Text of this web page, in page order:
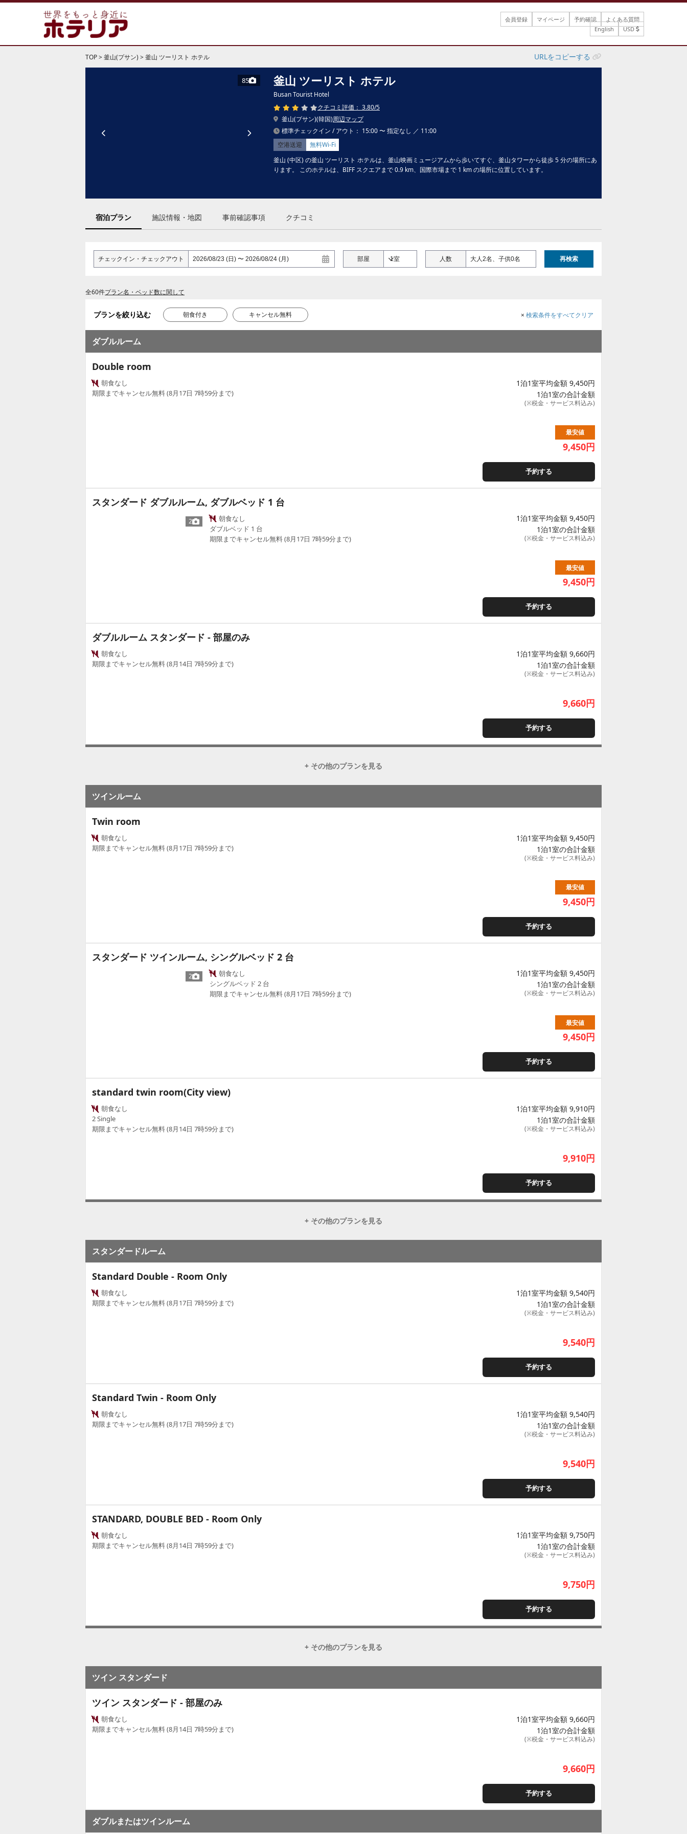
会員登録 マイページ 予約確認
よくある質問
English
USD
TOP>釜山(プサン) >釜山 ツーリスト ホテル URLをコピーする
85 釜山 ツーリスト ホテル
Busan Tourist Hotel
クチコミ評価： 3.80/5
釜山(プサン)(韓国)周辺マップ
標準チェックイン / アウト： 15:00 〜 指定なし ／ 11:00
空港送迎
無料Wi-Fi
釜山 (中区) の釜山 ツーリスト ホテルは、釜山映画ミュージアムから歩いてすぐ、釜山タワーから徒歩 5 分の場所にあ
ります。 このホテルは、BIFF スクエアまで 0.9 km、国際市場まで 1 km の場所に位置しています。
宿泊プラン 施設情報・地図 事前確認事項 クチコミ
チェックイン ・ チェックアウト 部屋 人数 大人2名、子供0名 再検索
全60件プラン名・ベッド数に関して
プランを絞り込む 朝食付き キャンセル無料 × 検索条件をすべてクリア
ダブルルーム
Double room
朝食なし
期限までキャンセル無料 (8月17日 7時59分まで)
1泊1室平均金額 9,450円
1泊1室の合計金額
(※税金・サービス料込み)
最安値
9,450円
予約する
スタンダード ダブルルーム, ダブルベッド 1 台
2
朝食なし
ダブルベッド 1 台
期限までキャンセル無料 (8月17日 7時59分まで)
1泊1室平均金額 9,450円
1泊1室の合計金額
(※税金・サービス料込み)
最安値
9,450円
予約する
ダブルルーム スタンダード - 部屋のみ
朝食なし
期限までキャンセル無料 (8月14日 7時59分まで)
1泊1室平均金額 9,660円
1泊1室の合計金額
(※税金・サービス料込み)
9,660円
予約する
+ その他のプランを見る
ツインルーム
Twin room
朝食なし
期限までキャンセル無料 (8月17日 7時59分まで)
1泊1室平均金額 9,450円
1泊1室の合計金額
(※税金・サービス料込み)
最安値
9,450円
予約する
スタンダード ツインルーム, シングルベッド 2 台
2
朝食なし
シングルベッド 2 台
期限までキャンセル無料 (8月17日 7時59分まで)
1泊1室平均金額 9,450円
1泊1室の合計金額
(※税金・サービス料込み)
最安値
9,450円
予約する
standard twin room(City view)
朝食なし
2 Single
期限までキャンセル無料 (8月14日 7時59分まで)
1泊1室平均金額 9,910円
1泊1室の合計金額
(※税金・サービス料込み)
9,910円
予約する
+ その他のプランを見る
スタンダードルーム
Standard Double - Room Only
朝食なし
期限までキャンセル無料 (8月17日 7時59分まで)
1泊1室平均金額 9,540円
1泊1室の合計金額
(※税金・サービス料込み)
9,540円
予約する
Standard Twin - Room Only
朝食なし
期限までキャンセル無料 (8月17日 7時59分まで)
1泊1室平均金額 9,540円
1泊1室の合計金額
(※税金・サービス料込み)
9,540円
予約する
STANDARD, DOUBLE BED - Room Only
朝食なし
期限までキャンセル無料 (8月14日 7時59分まで)
1泊1室平均金額 9,750円
1泊1室の合計金額
(※税金・サービス料込み)
9,750円
予約する
+ その他のプランを見る
ツイン スタンダード
ツイン スタンダード - 部屋のみ
朝食なし
期限までキャンセル無料 (8月14日 7時59分まで)
1泊1室平均金額 9,660円
1泊1室の合計金額
(※税金・サービス料込み)
9,660円
予約する
ダブルまたはツインルーム